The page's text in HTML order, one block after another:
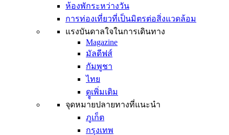
ห้องพักระหว่างวัน
การท่องเที่ยวที่เป็นมิตรต่อสิ่งแวดล้อม
แรงบันดาลใจในการเดินทาง
Magazine
มัลดีฟส์
กัมพูชา
ไทย
ดููเพิ่มเติม
จุดหมายปลายทางที่แนะนำ
ภูเก็ต
กรุงเทพ